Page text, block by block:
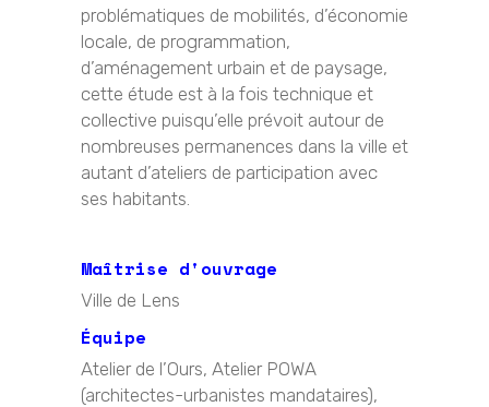
problématiques de mobilités, d’économie
locale, de programmation,
d’aménagement urbain et de paysage,
cette étude est à la fois technique et
collective puisqu’elle prévoit autour de
nombreuses permanences dans la ville et
autant d’ateliers de participation avec
ses habitants.
Maîtrise d'ouvrage
Ville de Lens
Équipe
Atelier de l’Ours, Atelier POWA
(architectes-urbanistes mandataires),